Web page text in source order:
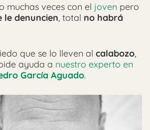
muchas veces con el joven pero
denuncien, total no habrá
que se lo lleven al calabozo,
ayuda a nuestro experto en
García Aguado.